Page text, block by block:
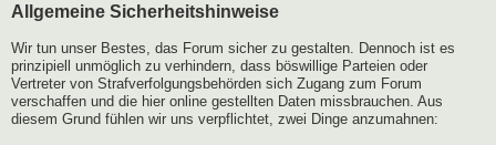
Allgemeine Sicherheitshinweise
Wir tun unser Bestes, das Forum sicher zu gestalten. Dennoch ist es
prinzipiell unmöglich zu verhindern, dass böswillige Parteien oder
Vertreter von Strafverfolgungsbehörden sich Zugang zum Forum
verschaffen und die hier online gestellten Daten missbrauchen. Aus
diesem Grund fühlen wir uns verpflichtet, zwei Dinge anzumahnen: